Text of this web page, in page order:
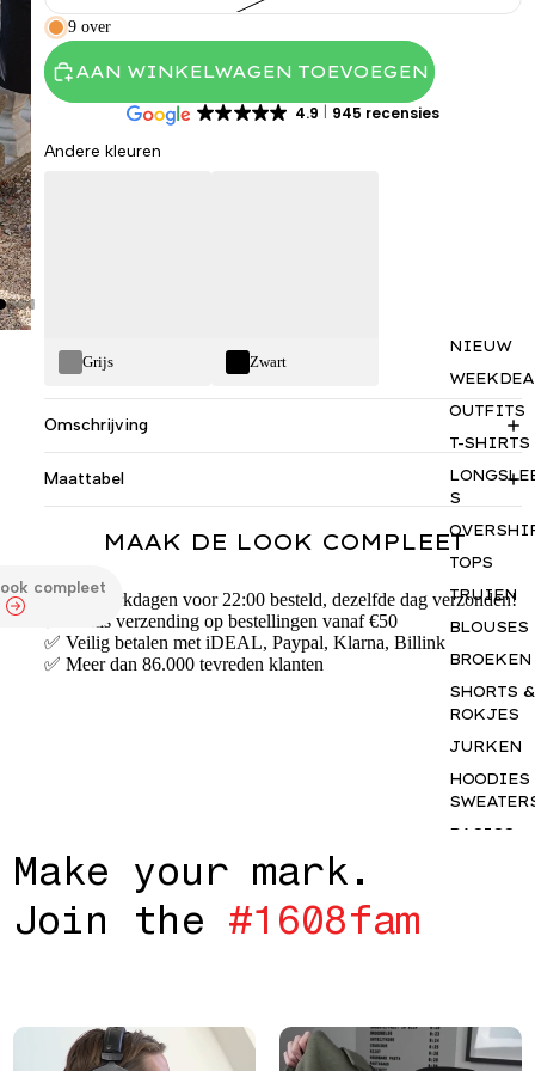
NIEUW
OUTFITS
T-SHIRTS
S
TOPS
TRUIEN
BLOUSES
BROEKEN
SHORTS &
ROKJES
JURKEN
HOODIES
BASICS
STORY
THE JUNE
compleet
9 over
AAN WINKELWAGEN TOEVOEGEN
4.9 945 recensies
Andere kleuren
Grijs Zwart
Omschrijving
Maattabel
MAAK DE LOOK COMPLEET
✅ Op werkdagen voor 22:00 besteld, dezelfde dag verzonden!
✅ Gratis verzending op bestellingen vanaf €50
✅ Veilig betalen met iDEAL, Paypal, Klarna, Billink
✅ Meer dan 86.000 tevreden klanten
Make your mark.
Join the #1 608fam